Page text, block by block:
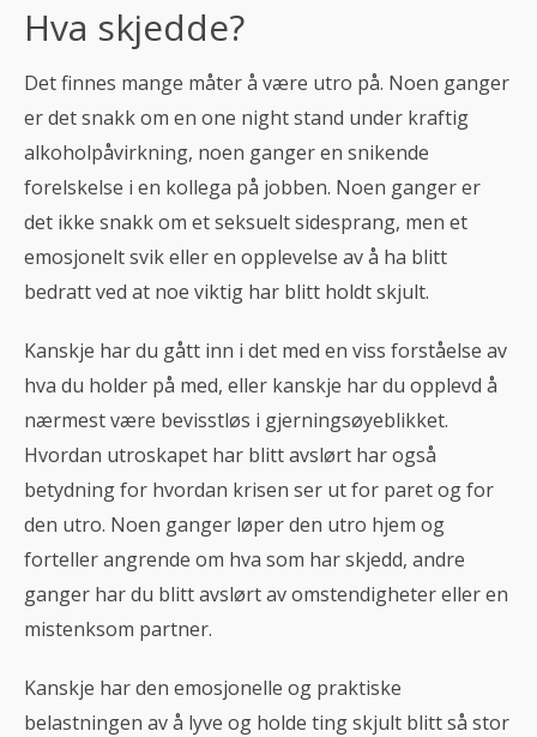
Hva skjedde?
Det finnes mange måter å være utro på. Noen ganger
er det snakk om en one night stand under kraftig
alkoholpåvirkning, noen ganger en snikende
forelskelse i en kollega på jobben. Noen ganger er
det ikke snakk om et seksuelt sidesprang, men et
emosjonelt svik eller en opplevelse av å ha blitt
bedratt ved at noe viktig har blitt holdt skjult.
Kanskje har du gått inn i det med en viss forståelse av
hva du holder på med, eller kanskje har du opplevd å
nærmest være bevisstløs i gjerningsøyeblikket.
Hvordan utroskapet har blitt avslørt har også
betydning for hvordan krisen ser ut for paret og for
den utro. Noen ganger løper den utro hjem og
forteller angrende om hva som har skjedd, andre
ganger har du blitt avslørt av omstendigheter eller en
mistenksom partner.
Kanskje har den emosjonelle og praktiske
belastningen av å lyve og holde ting skjult blitt så stor